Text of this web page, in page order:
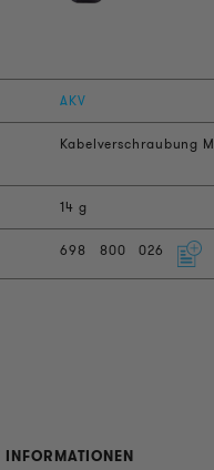
AKV
Kabelverschraubung
14 g
698 800 026
INFORMATIONEN